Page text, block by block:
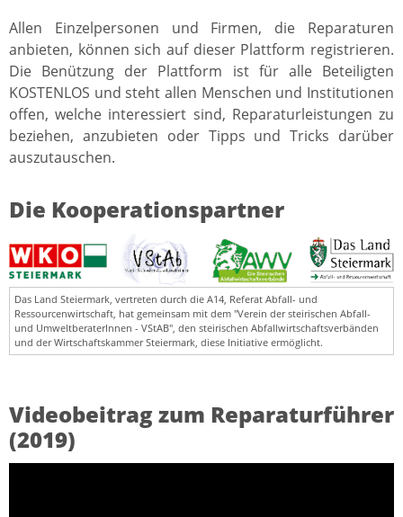
Allen Einzelpersonen und Firmen, die Reparaturen
anbieten, können sich auf dieser Plattform registrieren.
Die Benützung der Plattform ist für alle Beteiligten
KOSTENLOS und steht allen Menschen und Institutionen
offen, welche interessiert sind, Reparaturleistungen zu
beziehen, anzubieten oder Tipps und Tricks darüber
auszutauschen.
Die Kooperationspartner
Das Land Steiermark, vertreten durch die A14, Referat Abfall- und
Ressourcenwirtschaft, hat gemeinsam mit dem "Verein der steirischen Abfall-
und UmweltberaterInnen - VStAB", den steirischen Abfallwirtschaftsverbänden
und der Wirtschaftskammer Steiermark, diese Initiative ermöglicht.
Videobeitrag zum Reparaturführer
(2019)